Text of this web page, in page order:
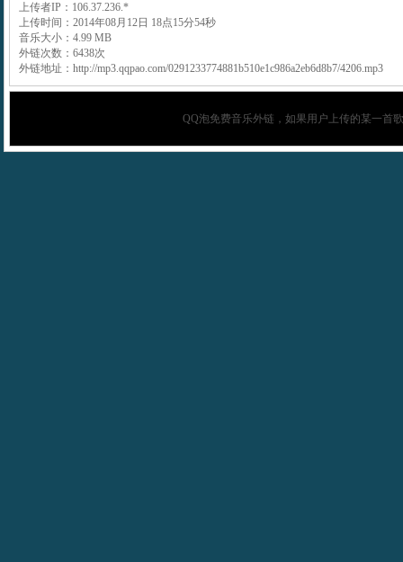
上传者IP：106.37.236.*
上传时间：2014年08月12日 18点15分54秒
音乐大小：4.99 MB
外链次数：6438次
外链地址：http://mp3.qqpao.com/0291233774881b510e1c986a2eb6d8b7/4206.mp3
QQ泡免费音乐外链，如果用户上传的某一首